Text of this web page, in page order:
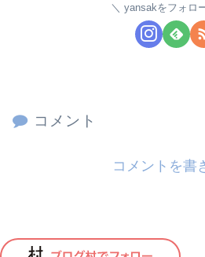
yansakをフォロ
コメント
コメントを書